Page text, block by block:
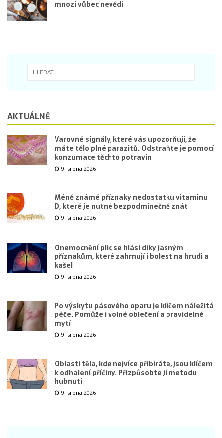
mnozí vůbec nevědí
AKTUÁLNĚ
Varovné signály, které vás upozorňují, že
máte tělo plné parazitů. Odstraňte je pomocí
konzumace těchto potravin
9. srpna 2026
Méně známé příznaky nedostatku vitaminu
D, které je nutné bezpodmínečně znát
9. srpna 2026
Onemocnění plic se hlásí díky jasným
příznakům, které zahrnují i bolest na hrudi a
kašel
9. srpna 2026
Po výskytu pásového oparu je klíčem náležitá
péče. Pomůže i volné oblečení a pravidelné
mytí
9. srpna 2026
Oblasti těla, kde nejvíce přibíráte, jsou klíčem
k odhalení příčiny. Přizpůsobte jí metodu
hubnutí
9. srpna 2026